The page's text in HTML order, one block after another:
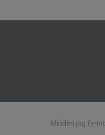
Minden jog